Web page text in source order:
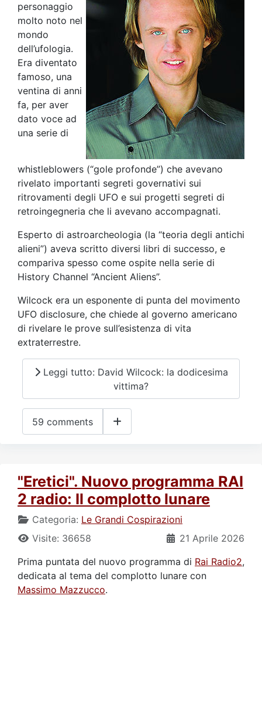
personaggio
molto noto nel
mondo
dell’ufologia.
Era diventato
famoso, una
ventina di anni
fa, per aver
dato voce ad
una serie di
whistleblowers (“gole profonde”) che avevano
rivelato importanti segreti governativi sui
ritrovamenti degli UFO e sui progetti segreti di
retroingegneria che li avevano accompagnati.
Esperto di astroarcheologia (la “teoria degli antichi
alieni”) aveva scritto diversi libri di successo, e
compariva spesso come ospite nella serie di
History Channel “Ancient Aliens”.
Wilcock era un esponente di punta del movimento
UFO disclosure, che chiede al governo americano
di rivelare le prove sull’esistenza di vita
extraterrestre.
Leggi tutto: David Wilcock: la dodicesima
vittima?
59 comments
"Eretici". Nuovo programma RAI
2 radio: Il complotto lunare
Categoria: Le Grandi Cospirazioni
21 Aprile 2026
Visite: 36658
Prima puntata del nuovo programma di Rai Radio2,
dedicata al tema del complotto lunare con
Massimo Mazzucco.